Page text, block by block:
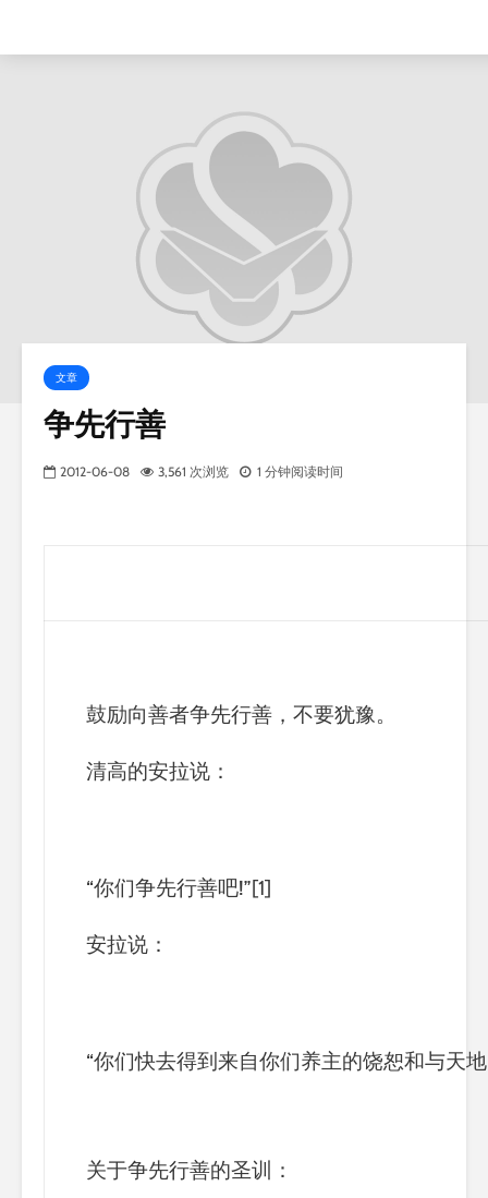
文章
争先行善
2012-06-08 3,561 次浏览 1 分钟阅读时间
鼓励向善者争先行善，不要犹豫。
清高的安拉说：
“你们争先行善吧!”[1]
安拉说：
“你们快去得到来自你们养主的饶恕和与天
关于争先行善的圣训：